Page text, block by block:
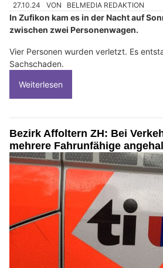
27.10.24 VON BELMEDIA REDAKTION
In Zufikon kam es in der Nacht auf
zwischen zwei Personenwagen.
Vier Personen wurden verletzt. Es
Sachschaden.
Weiterlesen
Bezirk Affoltern ZH: Bei
mehrere Fahrunfähige